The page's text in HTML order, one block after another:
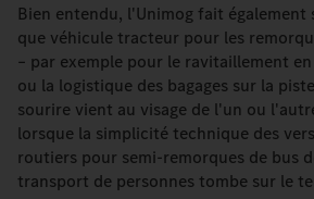
Bien entendu, l'Unimog fait également
que véhicule tracteur pour les
– par exemple pour le ravitaillement
ou la logistique des bagages sur la
sourire vient au visage de l'un ou
lorsque la simplicité technique des
routiers pour semi-remorques de bus
transport de personnes tombe sur le